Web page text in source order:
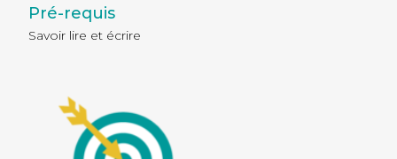
Pré-requis
Savoir lire et écrire